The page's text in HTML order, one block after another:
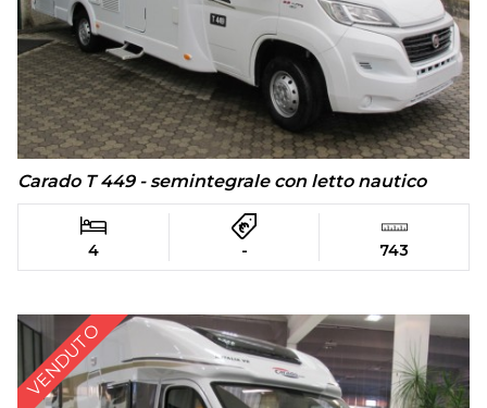
Carado T 449 - semintegrale con letto nautico
4 - 743
VENDUTO